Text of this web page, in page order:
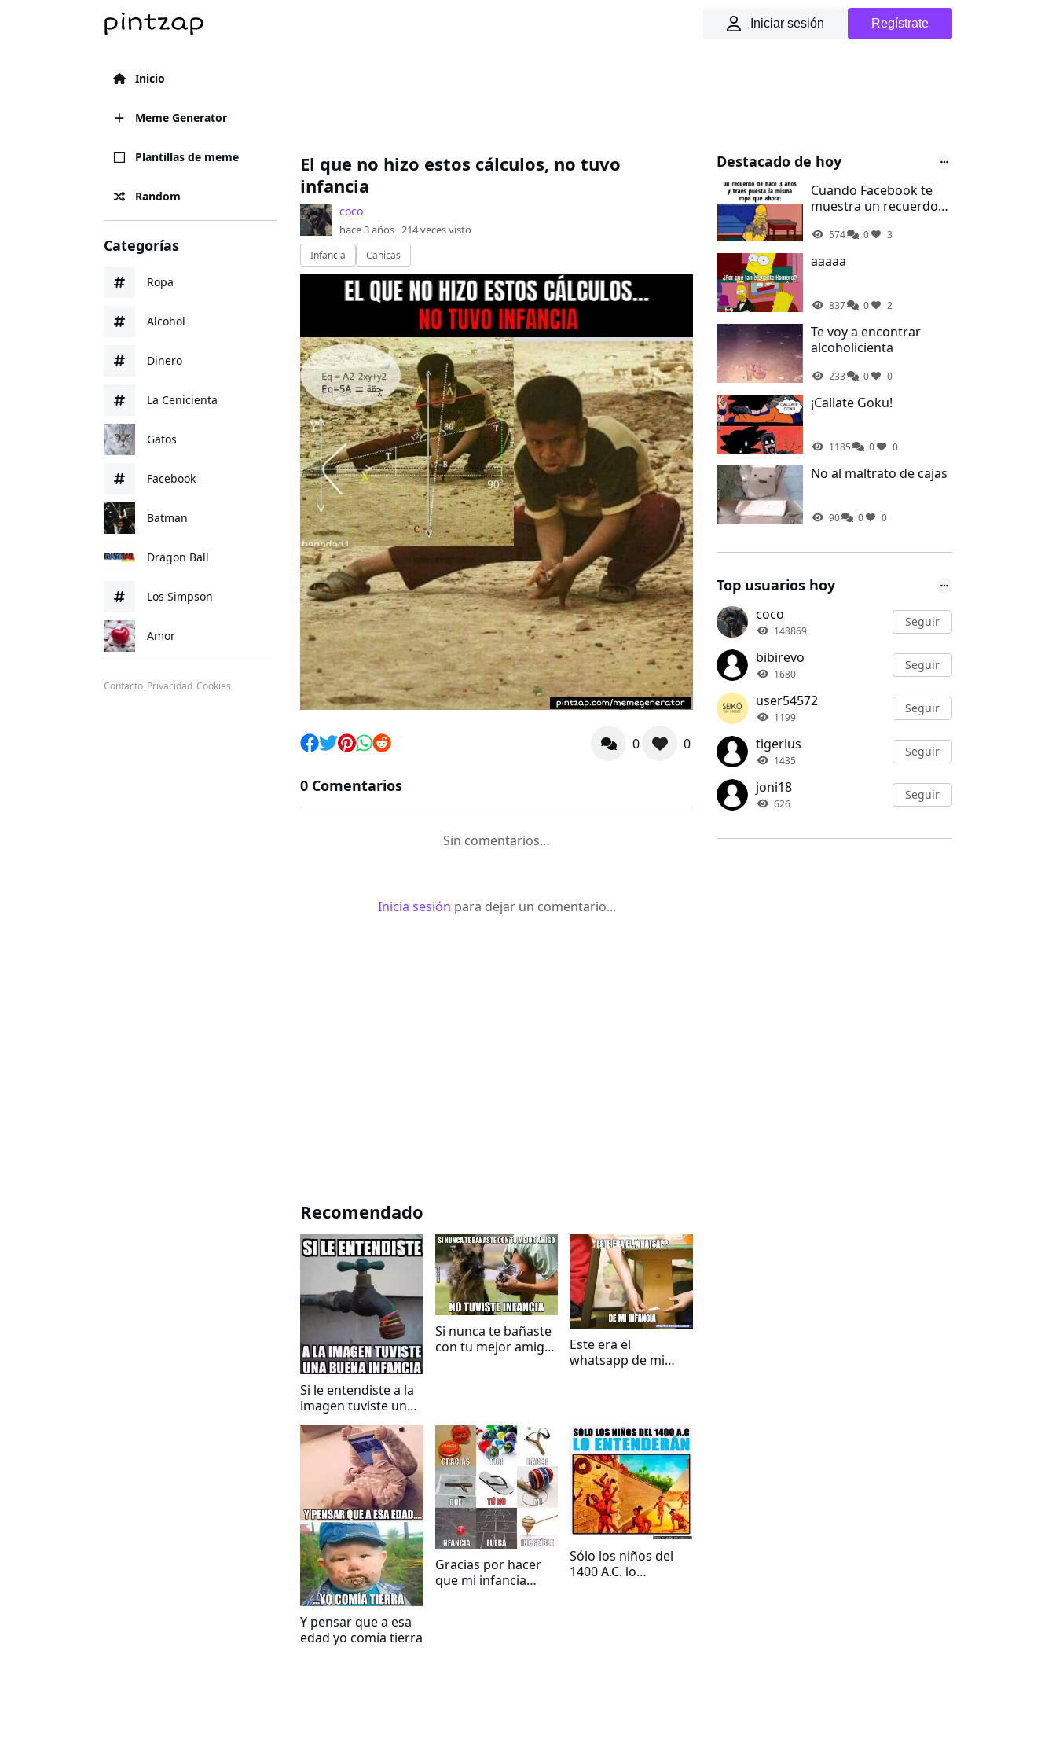
Iniciar sesión Regístrate
Inicio
Meme Generator
Plantillas de meme
Random
Categorías
Ropa
Alcohol
Dinero
La Cenicienta
Gatos
Facebook
Batman
Dragon Ball
Los Simpson
Amor
Contacto Privacidad Cookies
El que no hizo estos cálculos, no tuvo
infancia
coco
hace 3 años ·214veces visto
Infancia Canicas
0 0
0 Comentarios
Sin comentarios…
Inicia sesión para dejar un comentario...
Recomendado
Si le entendiste a la
imagen tuviste una
buena infancia
Si nunca te bañaste
con tu mejor amigo,
Este era el
whatsapp de mi
Y pensar que a esa
edad yo comía tierra
Gracias por hacer
que mi infancia
Sólo los niños del
1400 A.C. lo
Destacado de hoy
Cuando Facebook te
muestra un recuerdo
la misma ropa que
574 0 3
aaaaa
837 0 2
Te voy a encontrar
alcoholicienta
233 0 0
¡Callate Goku!
1185 0 0
No al maltrato de cajas
90 0 0
Top usuarios hoy
coco
148869
Seguir
bibirevo
1680
Seguir
user54572
1199
Seguir
tigerius
1435
Seguir
joni18
626
Seguir